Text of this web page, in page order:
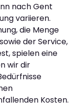
nach Gent
variieren.
die Menge
der Service,
spielen eine
wir dir
Kosten.